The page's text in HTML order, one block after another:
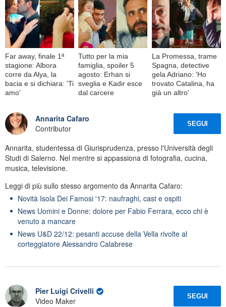
Far away, finale 1ª
stagione: Albora
corre da Alya, la
bacia e si dichiara: 'Ti
amo'
Tutto per la mia
famiglia, spoiler 5
agosto: Erhan si
sveglia e Kadir esce
dal carcere
La Promessa, trame
Spagna, detective
gela Adriano: 'Ho
trovato Catalina, ha
già un altro'
Annarita Cafaro
Contributor
SEGUI
Annarita, studentessa di Giurisprudenza, presso l'Università degli
Studi di Salerno. Nel mentre si appassiona di fotografia, cucina,
musica, televisione.
Leggi di più sullo stesso argomento da Annarita Cafaro:
Novità Isola Dei Famosi '17: naufraghi, cast e ospiti
News Uomini e Donne: dolore per Fabio Ferrara, ecco chi è
venuto a mancare
News U&D 22/12: pesanti accuse della Vella rivolte al
corteggiatore Alessandro Calabrese
Pier Luigi Crivelli
Video Maker
SEGUI